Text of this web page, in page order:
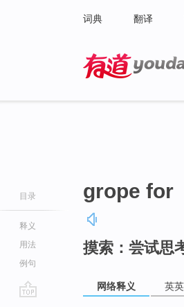
词典 翻译
目录
释义
用法
例句
grope for
摸索：尝试思
网络释义 英